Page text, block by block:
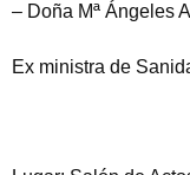
– Doña Mª Ángeles
Ex ministra de